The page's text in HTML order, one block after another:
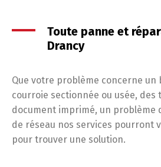
Toute panne et
Drancy
Que votre problème concerne un
courroie sectionnée ou usée, des
document imprimé, un problème
de réseau nos services pourront
pour trouver une solution.